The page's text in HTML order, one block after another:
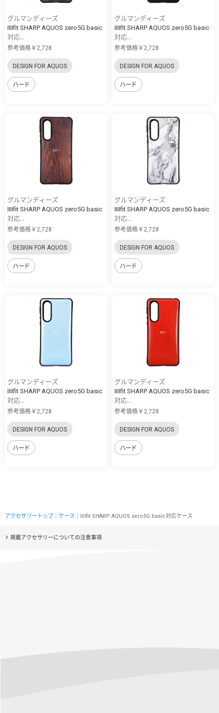
グルマンディーズ
IIIIfit SHARP AQUOS zero5G basic
対応...
参考価格￥2,728
DESIGN FOR AQUOS
ハード
グルマンディーズ
IIIIfit SHARP AQUOS zero5G basic
対応...
参考価格￥2,728
DESIGN FOR AQUOS
ハード
グルマンディーズ
IIIIfit SHARP AQUOS zero5G basic
対応...
参考価格￥2,728
DESIGN FOR AQUOS
ハード
グルマンディーズ
IIIIfit SHARP AQUOS zero5G basic
対応...
参考価格￥2,728
DESIGN FOR AQUOS
ハード
グルマンディーズ
IIIIfit SHARP AQUOS zero5G basic
対応...
参考価格￥2,728
DESIGN FOR AQUOS
ハード
グルマンディーズ
IIIIfit SHARP AQUOS zero5G basic
対応...
参考価格￥2,728
DESIGN FOR AQUOS
ハード
アクセサリートップ ケース ｜IIIIfit SHARP AQUOS zero5G basic対応ケース
掲載アクセサリーについての注意事項